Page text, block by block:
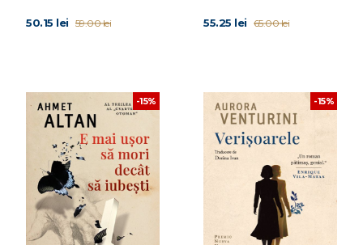
50.15 lei 59.00 lei 55.25 lei 65.00 lei
-15% -15%